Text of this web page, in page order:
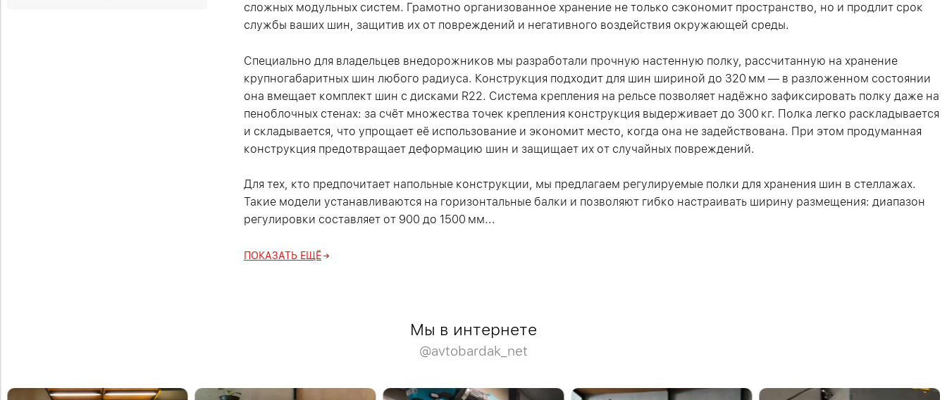
сложных модульных систем. Грамотно организованное хранение не только сэкономит пространство, но и продлит срок
службы ваших шин, защитив их от повреждений и негативного воздействия окружающей среды.
Специально для владельцев внедорожников мы разработали прочную настенную полку, рассчитанную на хранение
крупногабаритных шин любого радиуса. Конструкция подходит для шин шириной до 320 мм — в разложенном состоянии
она вмещает комплект шин с дисками R22. Система крепления на рельсе позволяет надёжно зафиксировать полку даже на
пеноблочных стенах: за счёт множества точек крепления конструкция выдерживает до 300 кг. Полка легко раскладывается
и складывается, что упрощает её использование и экономит место, когда она не задействована. При этом продуманная
конструкция предотвращает деформацию шин и защищает их от случайных повреждений.
Для тех, кто предпочитает напольные конструкции, мы предлагаем регулируемые полки для хранения шин в стеллажах.
Такие модели устанавливаются на горизонтальные балки и позволяют гибко настраивать ширину размещения: диапазон
регулировки составляет от 900 до 1500 мм...
ПОКАЗАТЬ ЕЩЁ
Мы в интернете
@avtobardak_net